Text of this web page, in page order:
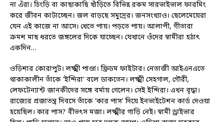
না এঁরা। চিংড়ি বা কাছাকাছি খাঁড়িতে বিভিন্ন রকম সারভাইভাল ফারমিং
করে জীবন কাটাচ্ছেন। জল বাড়ছে সমুদ্রের। জনসংখ্যাও। ছেলেমেয়েরা
যেন এই কাজে না আসে। খেতে পায়। পড়তে পায়। আলাপী, গীতারা
ক্রমশ মাছ ধরতে জঙ্গলের দিকে যাচ্ছেন। যেখানে ওঁদের স্বামীরা হঠাৎ
একদিন…
ওড়িশার কোরাপুট। লক্ষ্মী পাণ্ডা। ফ্রিডম ফাইটার। নেতাজী আইএনএতে
থাকাকালীন তাঁকে ‘ইন্দিরা’ বলে ডাকতেন। লক্ষ্মী সেহগাল, গৌরী,
লেফটেন্যান্ট জানকীদের সঙ্গে বর্মায় গেলেন। সেই ইন্দিরা। এখন বৃদ্ধা।
রাজ্যের প্রজাতন্ত্র দিবসে তাঁকে ‘কার পাস’ দিয়ে ইনভাইটেশন কার্ড দেওয়া
হয়েছিল। কার পাস? বীভৎস মজা। লক্ষ্মীর গাড়ি নেই। স্বামী ড্রাইভার